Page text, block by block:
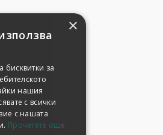
×
бисквитки за
нашия
с всички
с нашата
Прочетете още